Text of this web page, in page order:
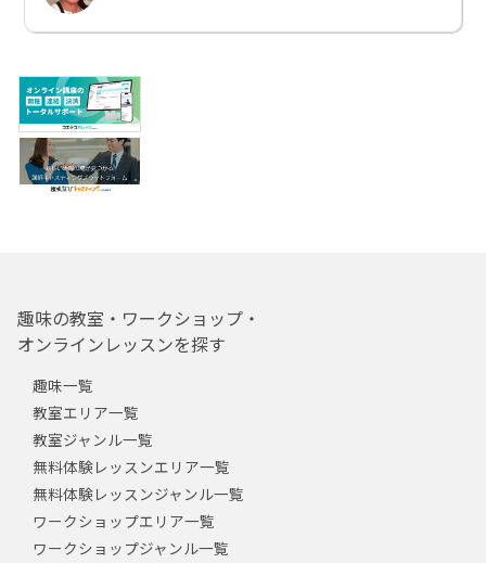
趣味の教室・ワークショップ・
オンラインレッスンを探す
趣味一覧
教室エリア一覧
教室ジャンル一覧
無料体験レッスンエリア一覧
無料体験レッスンジャンル一覧
ワークショップエリア一覧
ワークショップジャンル一覧